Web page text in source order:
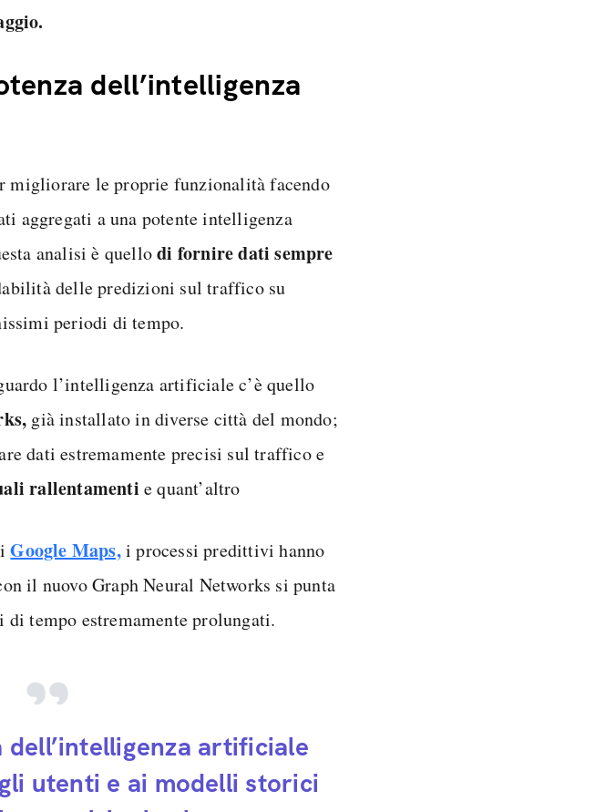
dell’intelligenza
migliorare le proprie funzionalità facendo
aggregati a una potente intelligenza
analisi è quellodi fornire dati sempre
delle predizioni sul traffico su
periodi di tempo.
l’intelligenza artificiale c’è quello
già installato in diverse città del mondo;
dati estremamente precisi sul traffico e
rallentamenti e quant’altro
Google Maps,i processi predittivi hanno
il nuovo Graph Neural Networks si punta
tempo estremamente prolungati.
dell’intelligenza artificiale
utenti e ai modelli storici